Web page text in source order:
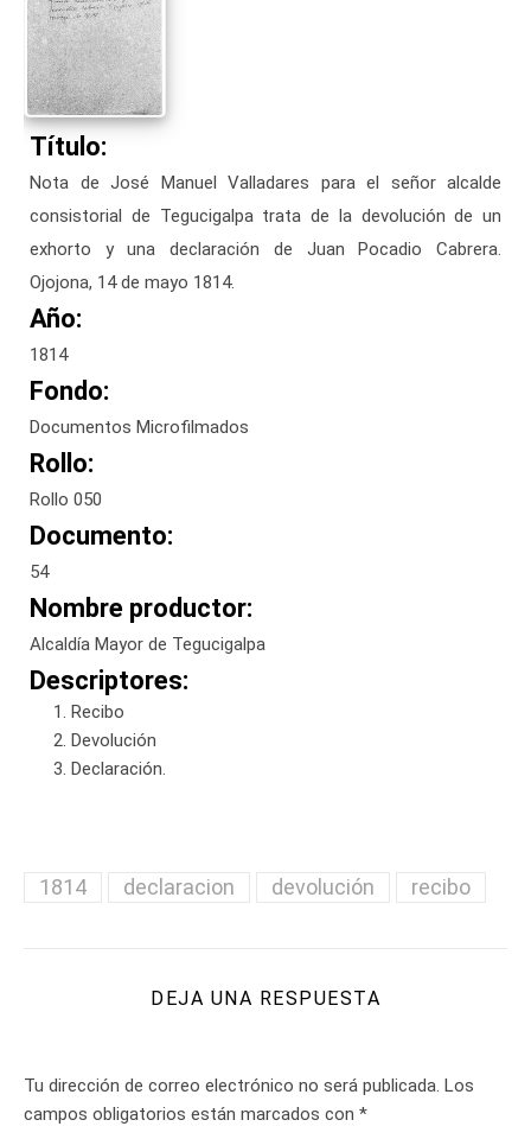
Título:
Nota de José Manuel Valladares para el señor alcalde
consistorial de Tegucigalpa trata de la devolución de un
exhorto y una declaración de Juan Pocadio Cabrera.
Ojojona, 14 de mayo 1814.
Año:
1814
Fondo:
Documentos Microfilmados
Rollo:
Rollo 050
Documento:
54
Nombre productor:
Alcaldía Mayor de Tegucigalpa
Descriptores:
Recibo
Devolución
Declaración.
1814 declaracion devolución recibo
DEJA UNA RESPUESTA
Tu dirección de correo electrónico no será publicada. Los
campos obligatorios están marcados con *